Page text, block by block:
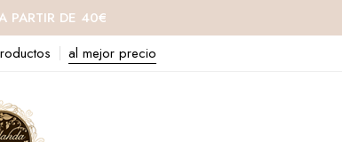
PARTIR DE 40€
al mejor precio